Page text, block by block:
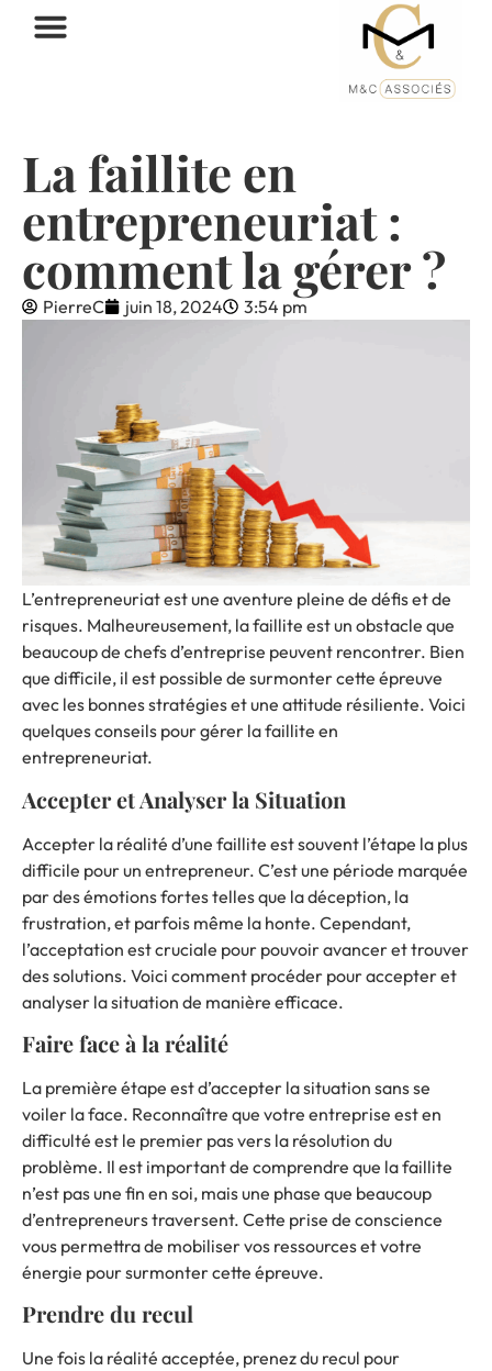
La faillite en
entrepreneuriat :
comment la gérer ?
PierreC juin 18, 2024 3:54 pm
L’entrepreneuriat est une aventure pleine de défis et de
risques. Malheureusement, la faillite est un obstacle que
beaucoup de chefs d’entreprise peuvent rencontrer. Bien
que difficile, il est possible de surmonter cette épreuve
avec les bonnes stratégies et une attitude résiliente. Voici
quelques conseils pour gérer la faillite en
entrepreneuriat.
Accepter et Analyser la Situation
Accepter la réalité d’une faillite est souvent l’étape la plus
difficile pour un entrepreneur. C’est une période marquée
par des émotions fortes telles que la déception, la
frustration, et parfois même la honte. Cependant,
l’acceptation est cruciale pour pouvoir avancer et trouver
des solutions. Voici comment procéder pour accepter et
analyser la situation de manière efficace.
Faire face à la réalité
La première étape est d’accepter la situation sans se
voiler la face. Reconnaître que votre entreprise est en
difficulté est le premier pas vers la résolution du
problème. Il est important de comprendre que la faillite
n’est pas une fin en soi, mais une phase que beaucoup
d’entrepreneurs traversent. Cette prise de conscience
vous permettra de mobiliser vos ressources et votre
énergie pour surmonter cette épreuve.
Prendre du recul
Une fois la réalité acceptée, prenez du recul pour